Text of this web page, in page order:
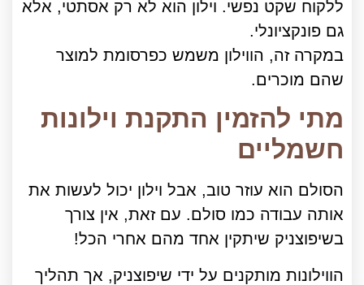
ללקוח שקט נפשי. וילון הוא לא רק אסתטי, אלא
גם פונקציונלי.
במקרה זה, הווילון משמש כפרסומת למוצר
שהם מוכרים.
מתי להזמין התקנת וילונות
חשמליים
הסולם הוא עוזר טוב, אבל וילון יכול לעשות את
אותה עבודה כמו סולם. עם זאת, אין צורך
בשיפוצניק שיתקין אחד מהם אחרי הכל!
הווילונות מותקנים על ידי שיפוצניק, אך תהליך